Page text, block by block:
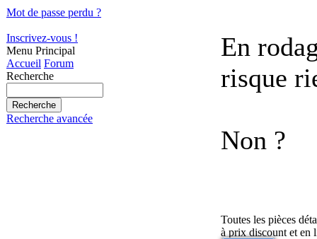
Mot de passe perdu ?
Inscrivez-vous !
Menu Principal
Accueil Forum
Recherche
Recherche avancée
En
risque
Non ?
Toutes les pièces
à prix discount et